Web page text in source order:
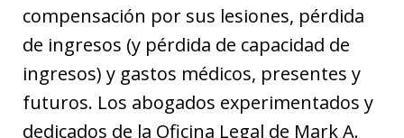
compensación por sus lesiones, pérdida
de ingresos (y pérdida de capacidad de
ingresos) y gastos médicos, presentes y
futuros. Los abogados experimentados y
dedicados de la Oficina Legal de Mark A.